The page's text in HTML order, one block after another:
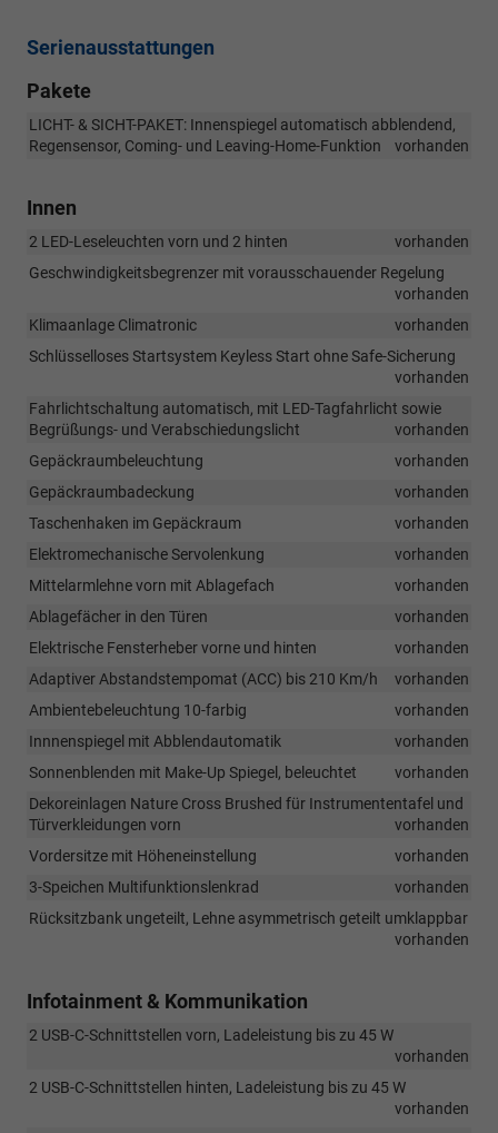
Serienausstattungen
Pakete
LICHT- & SICHT-PAKET: Innenspiegel automatisch abblendend,
Regensensor, Coming- und Leaving-Home-Funktion
vorhanden
Innen
2 LED-Leseleuchten vorn und 2 hinten
vorhanden
Geschwindigkeitsbegrenzer mit vorausschauender Regelung
vorhanden
Klimaanlage Climatronic
vorhanden
Schlüsselloses Startsystem Keyless Start ohne Safe-Sicherung
vorhanden
Fahrlichtschaltung automatisch, mit LED-Tagfahrlicht sowie
Begrüßungs- und Verabschiedungslicht
vorhanden
Gepäckraumbeleuchtung
vorhanden
Gepäckraumbadeckung
vorhanden
Taschenhaken im Gepäckraum
vorhanden
Elektromechanische Servolenkung
vorhanden
Mittelarmlehne vorn mit Ablagefach
vorhanden
Ablagefächer in den Türen
vorhanden
Elektrische Fensterheber vorne und hinten
vorhanden
Adaptiver Abstandstempomat (ACC) bis 210 Km/h
vorhanden
Ambientebeleuchtung 10-farbig
vorhanden
Innnenspiegel mit Abblendautomatik
vorhanden
Sonnenblenden mit Make-Up Spiegel, beleuchtet
vorhanden
Dekoreinlagen Nature Cross Brushed für Instrumententafel und
Türverkleidungen vorn
vorhanden
Vordersitze mit Höheneinstellung
vorhanden
3-Speichen Multifunktionslenkrad
vorhanden
Rücksitzbank ungeteilt, Lehne asymmetrisch geteilt umklappbar
vorhanden
Infotainment & Kommunikation
2 USB-C-Schnittstellen vorn, Ladeleistung bis zu 45 W
vorhanden
2 USB-C-Schnittstellen hinten, Ladeleistung bis zu 45 W
vorhanden